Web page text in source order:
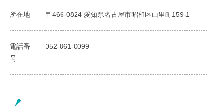
所在地 〒466-0824 愛知県名古屋市昭和区山里町159-1
電話番
号
052-861-0099